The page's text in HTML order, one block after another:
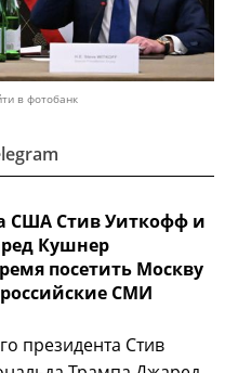
в фотобанк
США Стив Уиткофф и
Кушнер
посетить Москву
СМИ
президента Стив